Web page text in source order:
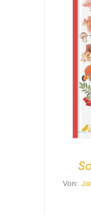
Von: